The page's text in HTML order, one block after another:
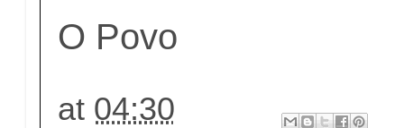
O Povo
at 04:30